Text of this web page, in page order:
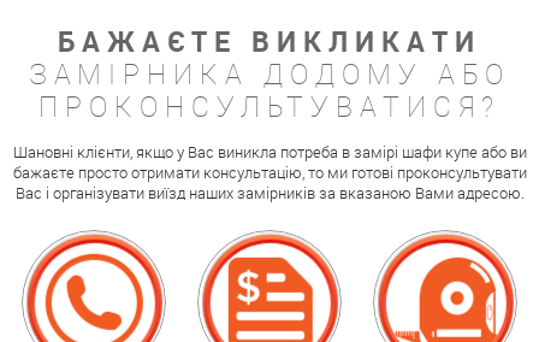
БАЖАЄТЕ ВИКЛИКАТИ
ЗАМІРНИКА ДОДОМУ АБО
ПРОКОНСУЛЬТУВАТИСЯ?
Шановні клієнти, якщо у Вас виникла потреба в замірі шафи купе або ви
бажаєте просто отримати консультацію, то ми готові проконсультувати
Вас і організувати виїзд наших замірників за вказаною Вами адресою.